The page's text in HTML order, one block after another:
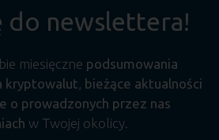
do newslettera!
miesięczne podsumowania
kryptowalut, bieżące aktualności
o prowadzonych przez nas
w Twojej okolicy.